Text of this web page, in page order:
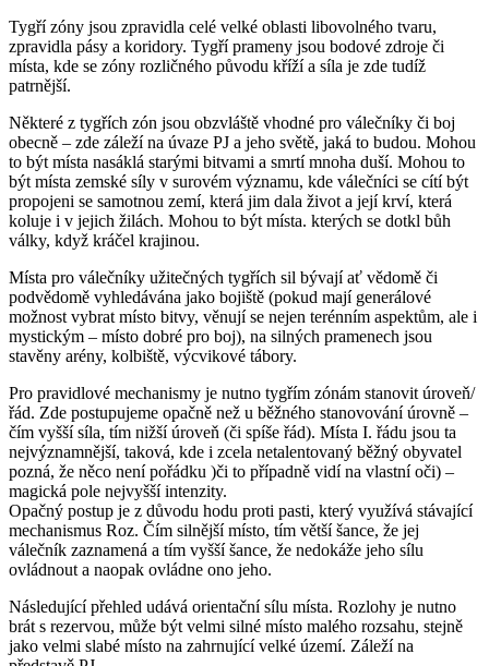
Tygří zóny jsou zpravidla celé velké oblasti libovolného tvaru,
zpravidla pásy a koridory. Tygří prameny jsou bodové zdroje či
místa, kde se zóny rozličného původu kříží a síla je zde tudíž
patrnější.
Některé z tygřích zón jsou obzvláště vhodné pro válečníky či boj
obecně – zde záleží na úvaze PJ a jeho světě, jaká to budou. Mohou
to být místa nasáklá starými bitvami a smrtí mnoha duší. Mohou to
být místa zemské síly v surovém významu, kde válečníci se cítí být
propojeni se samotnou zemí, která jim dala život a její krví, která
koluje i v jejich žilách. Mohou to být místa. kterých se dotkl bůh
války, když kráčel krajinou.
Místa pro válečníky užitečných tygřích sil bývají ať vědomě či
podvědomě vyhledávána jako bojiště (pokud mají generálové
možnost vybrat místo bitvy, věnují se nejen terénním aspektům, ale i
mystickým – místo dobré pro boj), na silných pramenech jsou
stavěny arény, kolbiště, výcvikové tábory.
Pro pravidlové mechanismy je nutno tygřím zónám stanovit úroveň/
řád. Zde postupujeme opačně než u běžného stanovování úrovně –
čím vyšší síla, tím nižší úroveň (či spíše řád). Místa I. řádu jsou ta
nejvýznamnější, taková, kde i zcela netalentovaný běžný obyvatel
pozná, že něco není pořádku )či to případně vidí na vlastní oči) –
magická pole nejvyšší intenzity.
Opačný postup je z důvodu hodu proti pasti, který využívá stávající
mechanismus Roz. Čím silnější místo, tím větší šance, že jej
válečník zaznamená a tím vyšší šance, že nedokáže jeho sílu
ovládnout a naopak ovládne ono jeho.
Následující přehled udává orientační sílu místa. Rozlohy je nutno
brát s rezervou, může být velmi silné místo malého rozsahu, stejně
jako velmi slabé místo na zahrnující velké území. Záleží na